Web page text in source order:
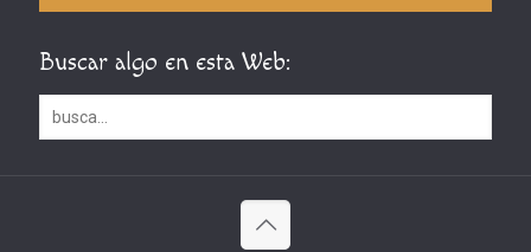
Buscar algo en esta Web: